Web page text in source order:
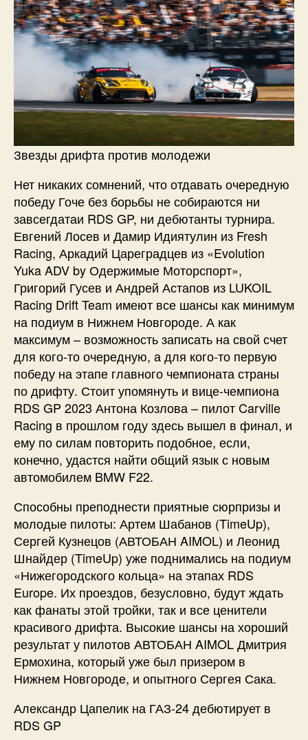
Звезды дрифта против молодежи
Нет никаких сомнений, что отдавать очередную
победу Гоче без борьбы не собираются ни
завсегдатаи RDS GP, ни дебютанты турнира.
Евгений Лосев и Дамир Идиятулин из Fresh
Racing, Аркадий Цареградцев из «Evolution
Yuka ADV by Одержимые Моторспорт»,
Григорий Гусев и Андрей Астапов из LUKOIL
Racing Drift Team имеют все шансы как минимум
на подиум в Нижнем Новгороде. А как
максимум – возможность записать на свой счет
для кого-то очередную, а для кого-то первую
победу на этапе главного чемпионата страны
по дрифту. Стоит упомянуть и вице-чемпиона
RDS GP 2023 Антона Козлова – пилот Carville
Racing в прошлом году здесь вышел в финал, и
ему по силам повторить подобное, если,
конечно, удастся найти общий язык с новым
автомобилем BMW F22.
Способны преподнести приятные сюрпризы и
молодые пилоты: Артем Шабанов (TimeUp),
Сергей Кузнецов (АВТОБАН AIMOL) и Леонид
Шнайдер (TimeUp) уже поднимались на подиум
«Нижегородского кольца» на этапах RDS
Europe. Их проездов, безусловно, будут ждать
как фанаты этой тройки, так и все ценители
красивого дрифта. Высокие шансы на хороший
результат у пилотов АВТОБАН AIMOL Дмитрия
Ермохина, который уже был призером в
Нижнем Новгороде, и опытного Сергея Сака.
Александр Цапелик на ГАЗ-24 дебютирует в
RDS GP